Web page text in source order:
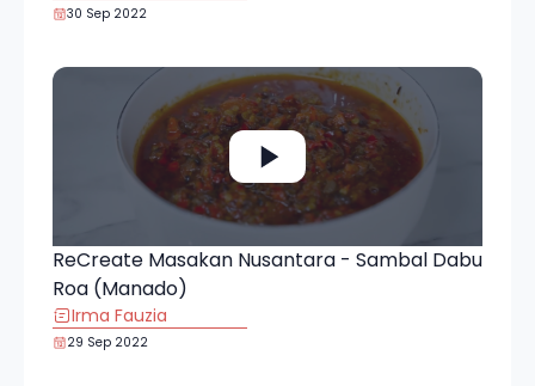
30 Sep 2022
ReCreate Masakan Nusantara - Sambal Dabu
Roa (Manado)
Irma Fauzia
29 Sep 2022